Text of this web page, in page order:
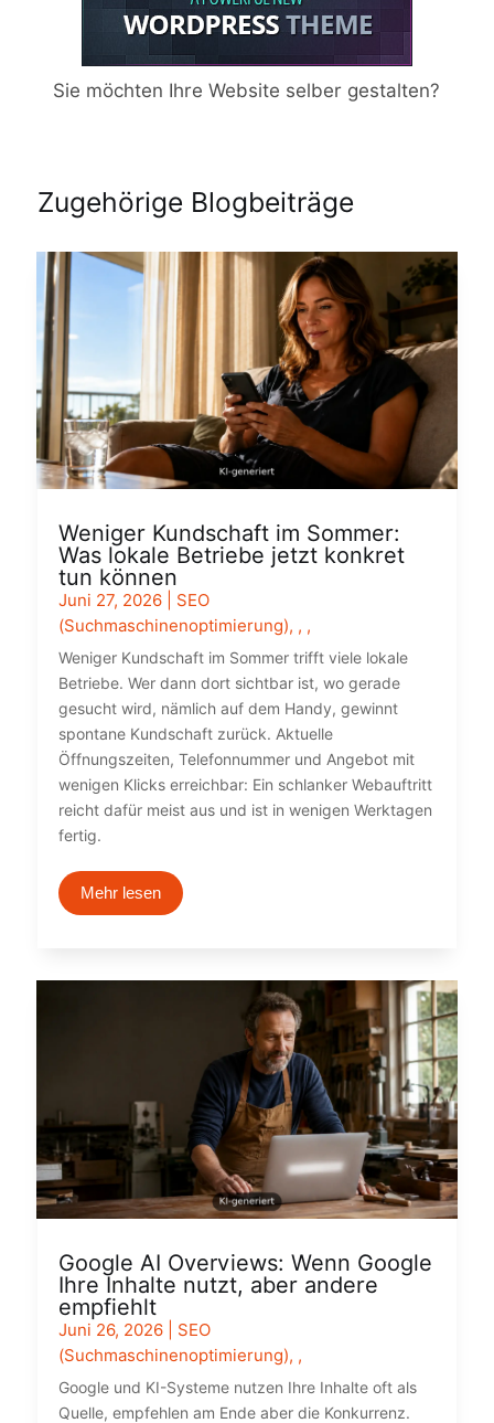
Sie möchten Ihre Website selber gestalten?
Zugehörige Blogbeiträge
Weniger Kundschaft im Sommer:
Was lokale Betriebe jetzt konkret
tun können
Juni 27, 2026| SEO
(Suchmaschinenoptimierung), , ,
Weniger Kundschaft im Sommer trifft viele lokale
Betriebe. Wer dann dort sichtbar ist, wo gerade
gesucht wird, nämlich auf dem Handy, gewinnt
spontane Kundschaft zurück. Aktuelle
Öffnungszeiten, Telefonnummer und Angebot mit
wenigen Klicks erreichbar: Ein schlanker Webauftritt
reicht dafür meist aus und ist in wenigen Werktagen
fertig.
Mehr lesen
Google AI Overviews: Wenn Google
Ihre Inhalte nutzt, aber andere
empfiehlt
Juni 26, 2026| SEO
(Suchmaschinenoptimierung), ,
Google und KI-Systeme nutzen Ihre Inhalte oft als
Quelle, empfehlen am Ende aber die Konkurrenz.